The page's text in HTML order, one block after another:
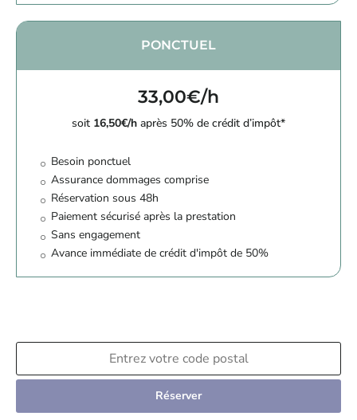
PONCTUEL
33,00€/h
soit 16,50€/haprès 50% de crédit d’impôt*
Besoin ponctuel
Assurance dommages comprise
Réservation sous 48h
Paiement sécurisé après la prestation
Sans engagement
Avance immédiate de crédit d'impôt de 50%
Réserver